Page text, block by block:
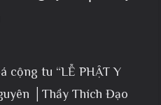
cộng tu “LỄ PHẬT Y
│Thầy Thích Đạo